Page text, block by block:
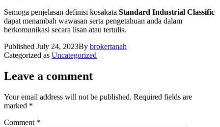
Semoga penjelasan definisi kosakata Standard Industrial Classific
dapat menambah wawasan serta pengetahuan anda dalam
berkomunikasi secara lisan atau tertulis.
Published July 24, 2023By brokertanah
Categorized as Uncategorized
Leave a comment
Your email address will not be published. Required fields are
marked *
Comment *